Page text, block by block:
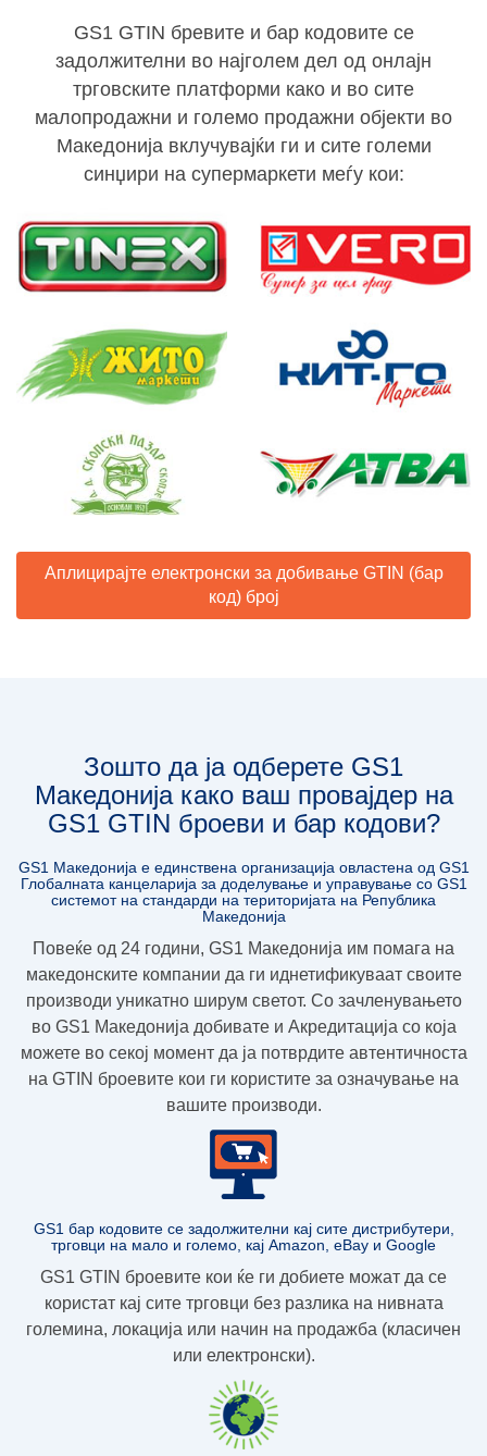
GS1 GTIN бревите и бар кодовите се
задолжителни во најголем дел од онлајн
трговските платформи како и во сите
малопродажни и големо продажни објекти во
Македонија вклучувајќи ги и сите големи
синџири на супермаркети меѓу кои:
Аплицирајте електронски за добивање GTIN (бар
код) број
Зошто да ја одберете GS1
Македонија како ваш провајдер на
GS1 GTIN броеви и бар кодови?
GS1 Македонија е единствена организација овлaстена од GS1
Глобалната канцеларија за доделување и управување со GS1
системот на стандарди на територијата на Република
Македонија
Повеќе од 24 години, GS1 Македoнија им помага на
македонските компании да ги иднетификуваат своите
производи уникатно ширум светот. Со зачленувањето
во GS1 Македонија добивате и Акредитација со која
можете во секој момент да ја потврдите автентичноста
на GTIN броевите кои ги користите за означување на
вашите производи.
GS1 бар кодовите се задолжителни кај сите дистрибутери,
трговци на мало и големо, кај Amazon, eBay и Google
GS1 GTIN броевите кои ќе ги добиете можат да се
користат кај сите трговци без разлика на нивната
големина, локација или начин на продажба (класичен
или електронски).